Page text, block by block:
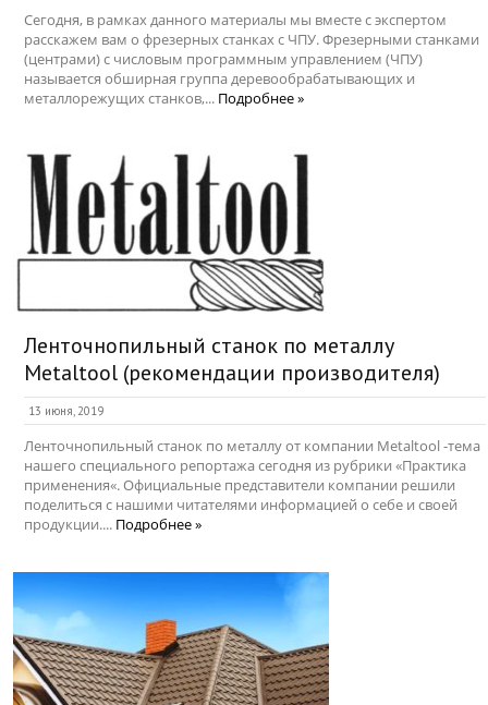
Сегодня, в рамках данного материалы мы вместе с экспертом
расскажем вам о фрезерных станках с ЧПУ. Фрезерными станками
(центрами) с числовым программным управлением (ЧПУ)
называется обширная группа деревообрабатывающих и
металлорежущих станков,... Подробнее »
Ленточнопильный станок по металлу
Metaltool (рекомендации производителя)
13 июня, 2019
Ленточнопильный станок по металлу от компании Metaltool -тема
нашего специального репортажа сегодня из рубрики «Практика
применения«. Официальные представители компании решили
поделиться с нашими читателями информацией о себе и своей
продукции.... Подробнее »